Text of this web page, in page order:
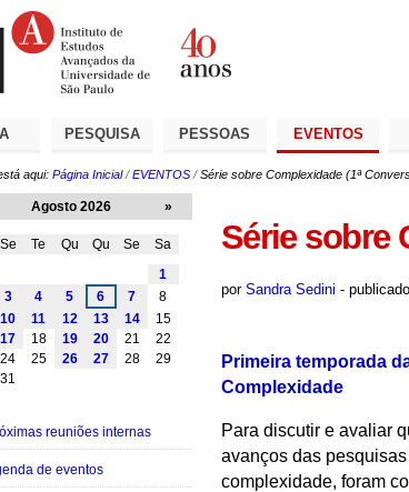
PESQUISA PESSOAS EVENTOS
aqui: Página Inicial /EVENTOS /Série sobre Complexidade (1ª
Série sobre
por Sandra Sedini - publicado
Primeira temporada
Complexidade
Para discutir e avaliar
avanços das
complexidade, foram
Agosto 2026 »
Se Te Qu Qu Se
Sa
1
3 4 5 6 7
8
10 11 12 13 14
15
17 18 19 20 21
22
24 25 26 27 28
29
31
reuniões internas
de eventos